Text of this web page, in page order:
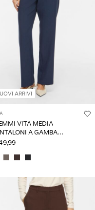
ARRIVI
VITA MEDIA
A GAMBA